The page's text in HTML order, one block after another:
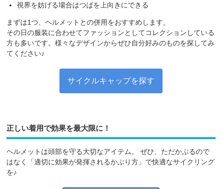
視界を妨げる場合はつばを上向きにできる
まずは1つ、ヘルメットとの併用をおすすめします。
その日の服装に合わせてファッションとしてコレクションしている
方も多いです。様々なデザインからぜひ自分好みのものを探してみ
てください♪
サイクルキャップを探す
正しい着用で効果を最大限に！
ヘルメットは頭部を守る大切なアイテム。 ぜひ、ただかぶるので
はなく「適切に効果が発揮されるかぶり方」で快適なサイクリング
を♪